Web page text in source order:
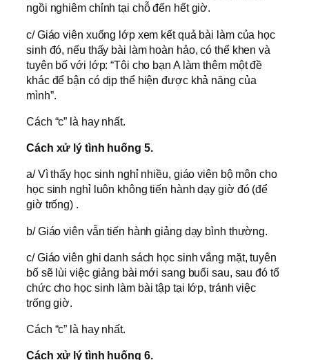
ngồi nghiêm chỉnh tại chỗ đến hết giờ.
c/ Giáo viên xuống lớp xem kết quả bài làm của học
sinh đó, nếu thấy bài làm hoàn hảo, có thể khen và
tuyên bố với lớp: “Tôi cho bạn A làm thêm một đề
khác để bận có dịp thể hiện được khả năng của
mình”.
Cách “c” là hay nhất.
Cách xử lý tình huống 5.
a/ Vì thấy học sinh nghỉ nhiều, giáo viên bộ môn cho
học sinh nghỉ luôn không tiến hành dạy giờ đó (để
giờ trống) .
b/ Giáo viên vẫn tiến hành giảng dạy bình thường.
c/ Giáo viên ghi danh sách học sinh vắng mặt, tuyên
bố sẽ lùi việc giảng bài mới sang buổi sau, sau đó tổ
chức cho học sinh làm bài tập tại lớp, tránh việc
trống giờ.
Cách “c” là hay nhất.
Cách xử lý tình huống 6.